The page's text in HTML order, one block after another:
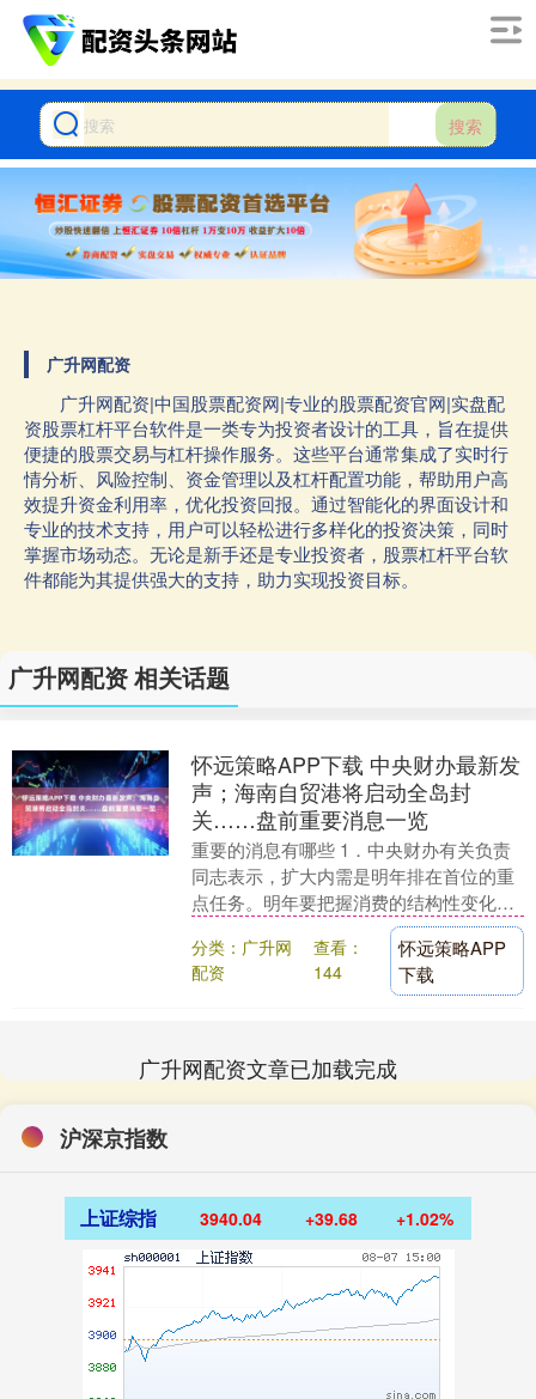
搜索
广升网配资
广升网配资|中国股票配资网|专业的股票配资官网|实盘配
资股票杠杆平台软件是一类专为投资者设计的工具，旨在提供
便捷的股票交易与杠杆操作服务。这些平台通常集成了实时行
情分析、风险控制、资金管理以及杠杆配置功能，帮助用户高
效提升资金利用率，优化投资回报。通过智能化的界面设计和
专业的技术支持，用户可以轻松进行多样化的投资决策，同时
掌握市场动态。无论是新手还是专业投资者，股票杠杆平台软
件都能为其提供强大的支持，助力实现投资目标。
广升网配资 相关话题
怀远策略APP下载 中央财办最新发
声；海南自贸港将启动全岛封
关……盘前重要消息一览
重要的消息有哪些 1．中央财办有关负责
同志表示，扩大内需是明年排在首位的重
点任务。明年要把握消费的结构性变化，
从供需两侧发力提振消费。当前，我国正
在从以商品消费....
分类：广升网
配资
查看：
144
怀远策略APP
下载
广升网配资文章已加载完成
沪深京指数
上证综指 3940.04 +39.68 +1.02%